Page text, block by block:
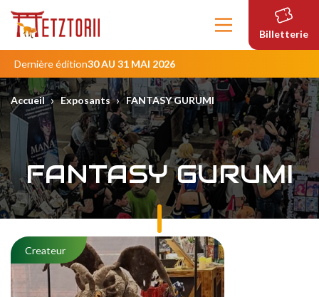
Contenu
principal
Billetterie
Dernière édition30 AU 31 MAI 2026
Accueil › Exposants › FANTASY GURUMI
FANTASY GURUMI
Createur